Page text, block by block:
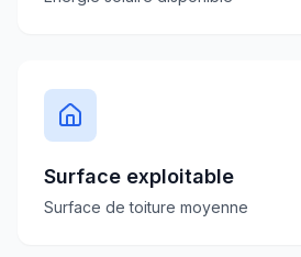
Surface exploitable
Surface de toiture moyenne